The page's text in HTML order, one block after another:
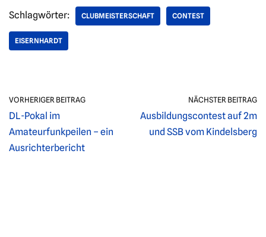
Schlagwörter: CLUBMEISTERSCHAFT CONTEST
EISERNHARDT
VORHERIGER BEITRAG
DL-Pokal im
Amateurfunkpeilen – ein
Ausrichterbericht
NÄCHSTER BEITRAG
Ausbildungscontest auf 2m
und SSB vom Kindelsberg